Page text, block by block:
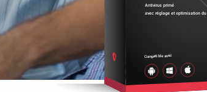
Antivirus primé
avec réglage et optimisation
Compatible avec